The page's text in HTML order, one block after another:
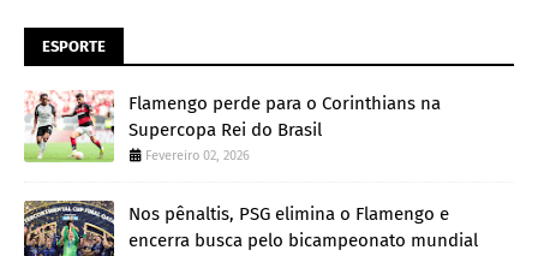
ESPORTE
Flamengo perde para o Corinthians na
Supercopa Rei do Brasil
Fevereiro 02, 2026
Nos pênaltis, PSG elimina o Flamengo e
encerra busca pelo bicampeonato mundial